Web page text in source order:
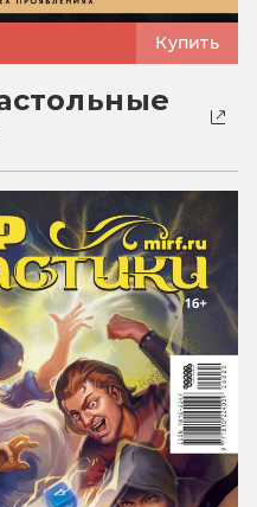
Купить